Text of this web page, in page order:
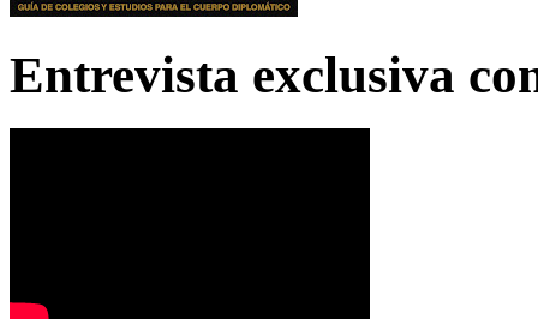
Entrevista exclusiva